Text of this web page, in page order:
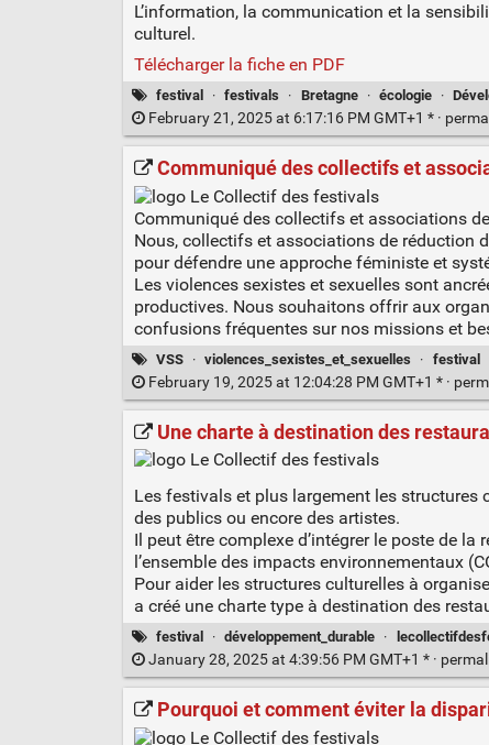
L’information, la communication et la
culturel.
Télécharger la fiche en PDF
festival · festivals · Bretagne · écologie ·
February 21, 2025 at 6:17:16 PM GMT+1 * ·
Communiqué des collectifs et
Communiqué des collectifs et associations
Nous, collectifs et associations de réduction
pour défendre une approche féministe et
Les violences sexistes et sexuelles sont
productives. Nous souhaitons offrir aux
confusions fréquentes sur nos missions et
VSS · violences_sexistes_et_sexuelles · festival
February 19, 2025 at 12:04:28 PM GMT+1 * ·
Une charte à destination des
Les festivals et plus largement les structures
des publics ou encore des artistes.
Il peut être complexe d’intégrer le poste de
l’ensemble des impacts environnementaux
Pour aider les structures culturelles à
a créé une charte type à destination des
festival · développement_durable ·
January 28, 2025 at 4:39:56 PM GMT+1 * ·
Pourquoi et comment éviter la